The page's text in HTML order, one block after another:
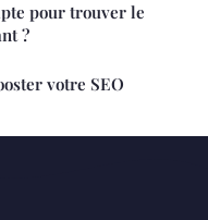
pour trouver le
?
votre SEO